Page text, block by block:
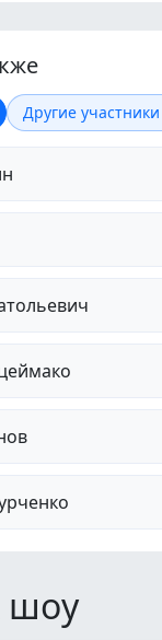
Другие
шоу